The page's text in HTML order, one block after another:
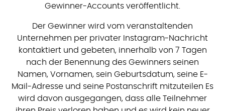
Gewinner-Accounts veröffentlicht.
Der Gewinner wird vom veranstaltenden
Unternehmen per privater Instagram-Nachricht
kontaktiert und gebeten, innerhalb von 7 Tagen
nach der Benennung des Gewinners seinen
Namen, Vornamen, sein Geburtsdatum, seine E-
Mail-Adresse und seine Postanschrift mitzuteilen Es
wird davon ausgegangen, dass alle Teilnehmer